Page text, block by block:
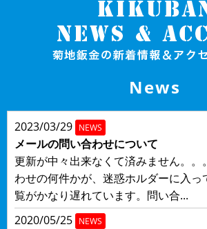
News
2023/03/29 NEWS
メールの問い合わせについて
更新が中々出来なくて済みません。。
わせの何件かが、迷惑ホルダーに入っ
覧がかなり遅れています。問い合...
2020/05/25 NEWS